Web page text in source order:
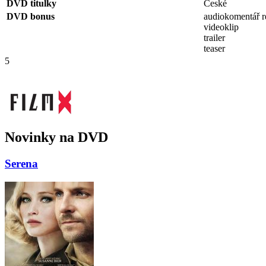
DVD titulky
České
DVD bonus
audiokomentář
videoklip
trailer
teaser
5
Novinky na DVD
Serena